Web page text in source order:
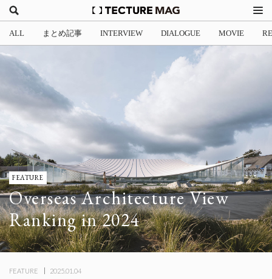
ALL まとめ記事 INTERVIEW DIALOGUE MOVIE
FEATURE
Overseas Architecture View
Ranking in 2024
FEATURE 2025.01.04